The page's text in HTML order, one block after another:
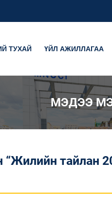
ТУХАЙ ҮЙЛ АЖИЛЛАГАА
МЭДЭЭ
“Жилийн тайлан